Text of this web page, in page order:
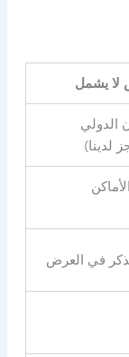
لا يشمل
الدولي
لدينا)
في العرض